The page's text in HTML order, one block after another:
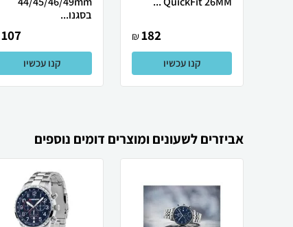
182
₪
קנו עכשיו
בסגנו...
107
קנו עכשיו
אביזרים לשעונים ומוצרים דומים נוספים